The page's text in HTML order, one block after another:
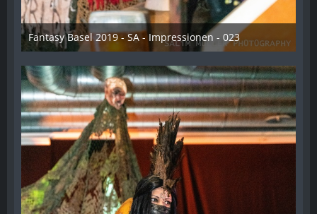
Fantasy Basel 2019 - SA - Impressionen - 023
21. Mai 2019